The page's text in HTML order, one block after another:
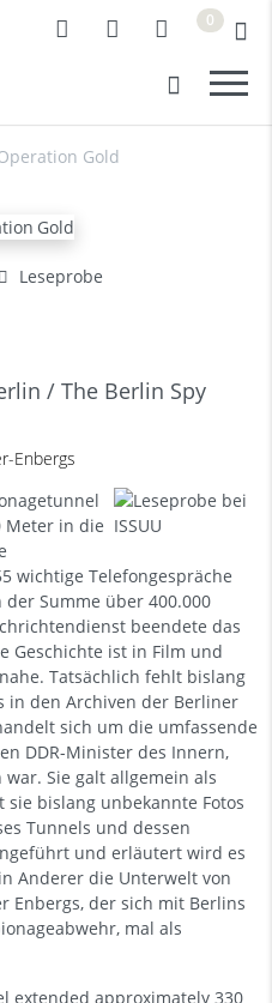
0
Gold
Leseprobe
/ The Berlin Spy
Enbergs
Meter in die
wichtige Telefongespräche
Summe über 400.000
beendete das
Geschichte ist in Film und
Tatsächlich fehlt bislang
in den Archiven der Berliner
sich um die umfassende
DDR-Minister des Innern,
Sie galt allgemein als
bislang unbekannte Fotos
Tunnels und dessen
und erläutert wird es
Anderer die Unterwelt von
Enbergs, der sich mit Berlins
mal als
extended approximately 330